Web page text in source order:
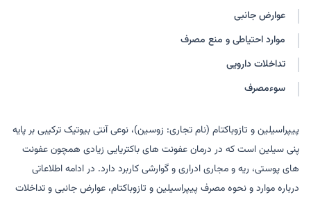
عوارض جانبی
موارد احتیاطی و منع مصرف
تداخلات دارویی
سوءمصرف
پیپراسیلین و تازوباکتام (نام تجاری: زوسین)، نوعی آنتی بیوتیک ترکیبی بر پایه
پنی سیلین است که در درمان عفونت های باکتریایی زیادی همچون عفونت
های پوستی، ریه و مجاری ادراری و گوارشی کاربرد دارد. در ادامه اطلاعاتی
درباره موارد و نحوه مصرف پیپراسیلین و تازوباکتام، عوارض جانبی و تداخلات